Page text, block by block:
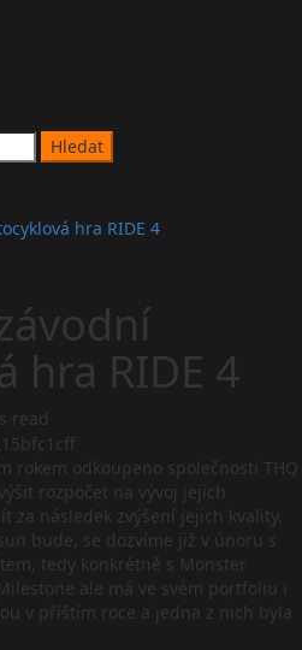
hra RIDE 4
hra RIDE 4
read
rokem odkoupeno společnosti THQ
rozpočet na vývoj jejich
za následek zvýšení jejich kvality.
bude, se dozvíme již v únoru s
tedy konkrétně s Monster
ale má ve svém portfoliu i
v příštím roce a jedna z nich byla